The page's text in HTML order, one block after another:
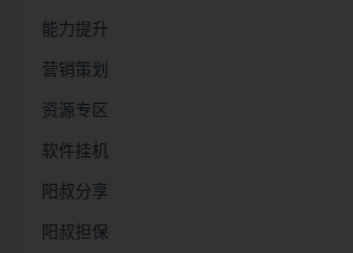
能力提升
营销策划
资源专区
软件挂机
阳叔分享
阳叔担保